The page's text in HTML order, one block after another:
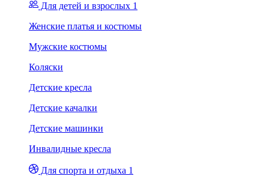
Для детей и взрослых 1
Женские платья и костюмы
Мужские костюмы
Коляски
Детские кресла
Детские качалки
Детские машинки
Инвалидные кресла
Для спорта и отдыха 1